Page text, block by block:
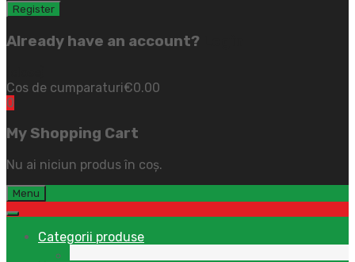
Already have an account?
Cos de cumparaturi€0.00
0
My Shopping Cart
Nu ai niciun produs în coș.
Menu
Categorii produse